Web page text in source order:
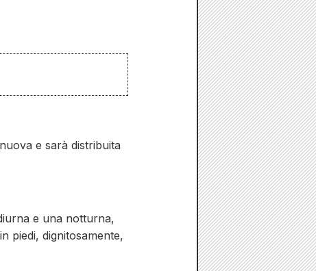
e sarà distribuita
e una notturna,
piedi, dignitosamente,